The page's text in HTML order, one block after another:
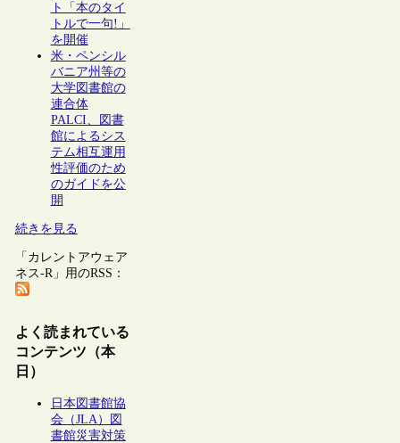
ト「本のタイ
トルで一句!」
を開催
米・ペンシル
バニア州等の
大学図書館の
連合体
PALCI、図書
館によるシス
テム相互運用
性評価のため
のガイドを公
開
続きを見る
「カレントアウェア
ネス-R」用のRSS：
よく読まれている
コンテンツ（本
日）
日本図書館協
会（JLA）図
書館災害対策